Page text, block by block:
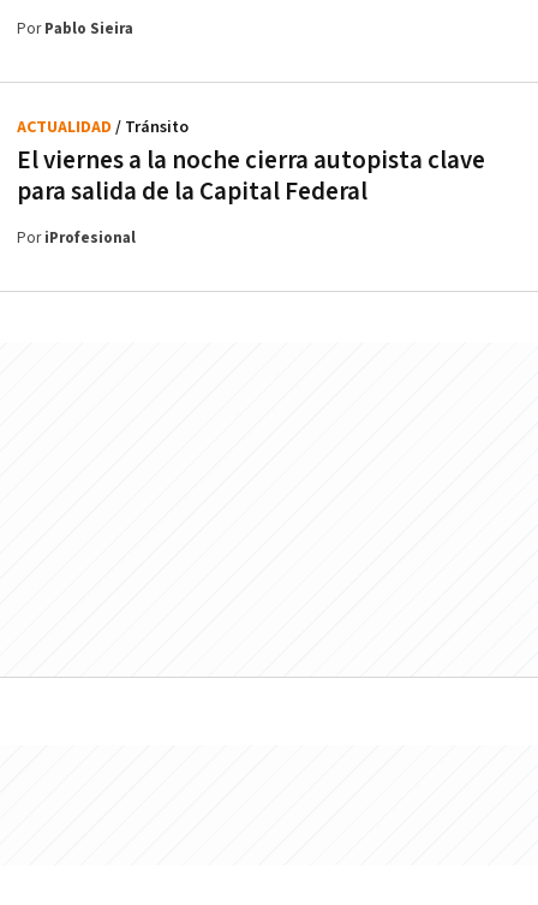
PorPablo Sieira
El viernes a la noche cierra autopista clave
para salida de la Capital Federal
ACTUALIDAD / Tránsito
PoriProfesional